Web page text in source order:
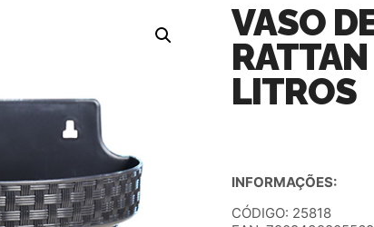
VASO
LITROS
INFORMAÇÕES:
CÓDIGO: 25818